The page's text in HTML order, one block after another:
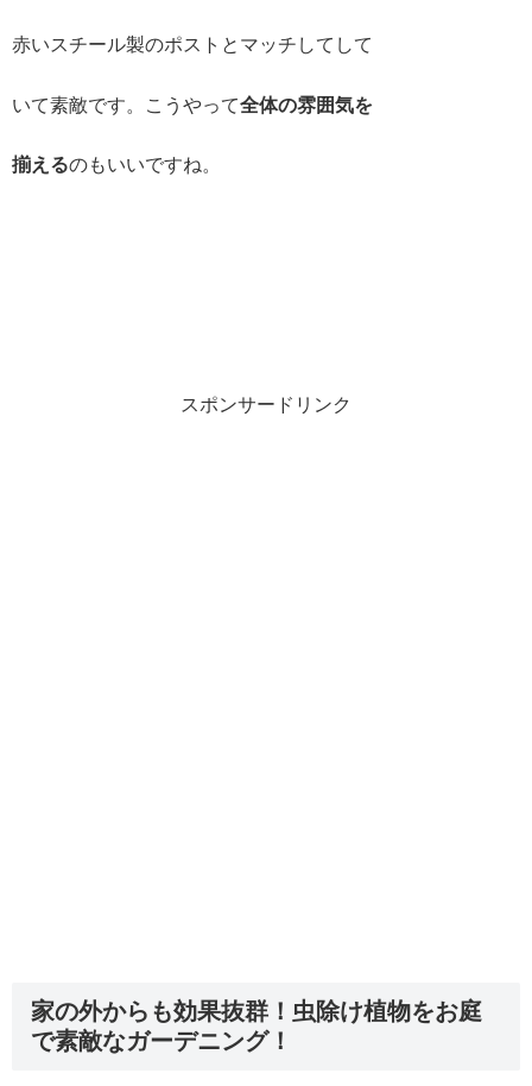
赤いスチール製のポストとマッチしてして
いて素敵です。こうやって全体の雰囲気を
揃えるのもいいですね。
スポンサードリンク
家の外からも効果抜群！虫除け植物をお庭
で素敵なガーデニング！